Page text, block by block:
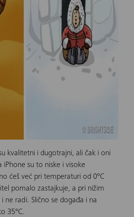
kvalitetni i dugotrajni, ali čak i oni
iPhone su to niske i visoke
ćeš već pri temperaturi od 0°C
pomalo zastajkuje, a pri nižim
ne radi. Slično se događa i na
35°C.